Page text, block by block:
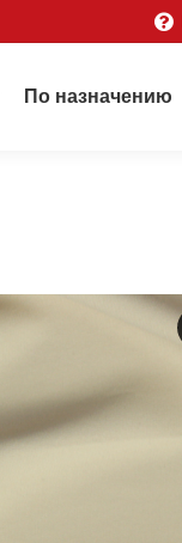
По назначению